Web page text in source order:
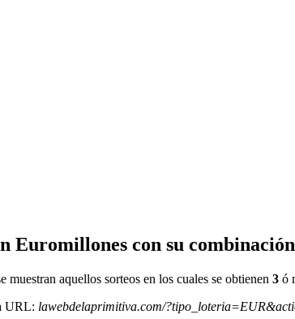
Euromillones con su
muestran aquellos sorteos en los cuales se obtienen 3 ó
URL: lawebdelaprimitiva.com/